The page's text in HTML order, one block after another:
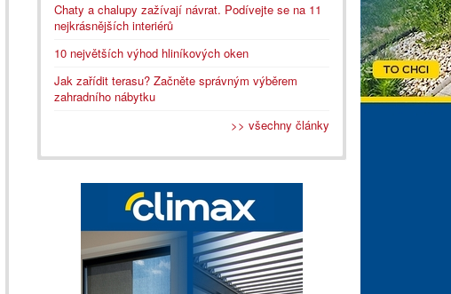
Chaty a chalupy zažívají návrat. Podívejte se na 11
nejkrásnějších interiérů
10 největších výhod hliníkových oken
Jak zařídit terasu? Začněte správným výběrem
zahradního nábytku
>> všechny články